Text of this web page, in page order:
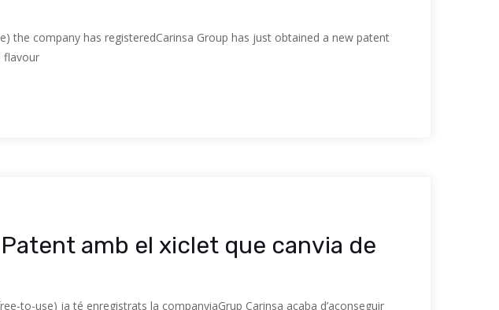
the company has registeredCarinsa Group has just obtained a new patent
flavour
amb el xiclet que canvia de
to-use) ja té enregistrats la companyiaGrup Carinsa acaba d’aconseguir